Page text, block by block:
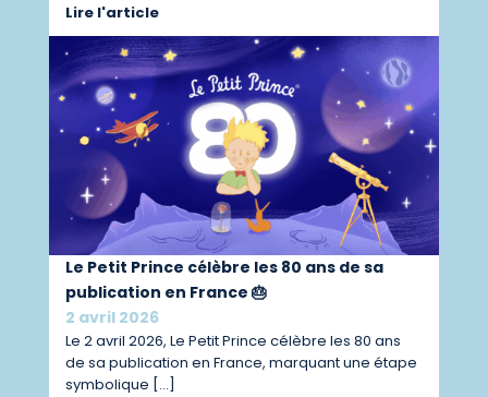
Lire l'article
Le Petit Prince célèbre les 80 ans de sa
publication en France 🎂
2 avril 2026
Le 2 avril 2026, Le Petit Prince célèbre les 80 ans
de sa publication en France, marquant une étape
symbolique […]